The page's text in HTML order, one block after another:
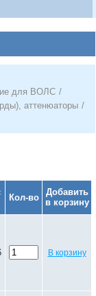
для ВОЛС /
аттенюаторы /
Кол-во
Добавить
в корзину
В корзину